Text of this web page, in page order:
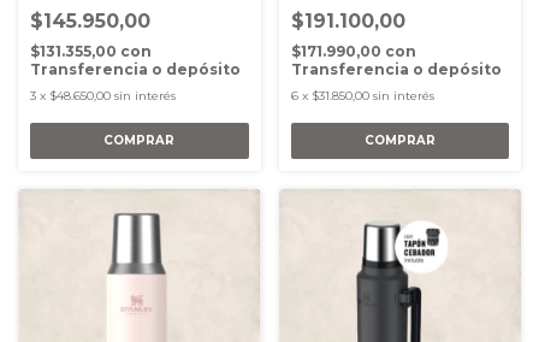
ml.
$145.950,00
$131.355,00 con
Transferencia o depósito
3 x $48.650,00 sin interés
$191.100,00
$171.990,00 con
Transferencia o depósito
6 x $31.850,00 sin interés